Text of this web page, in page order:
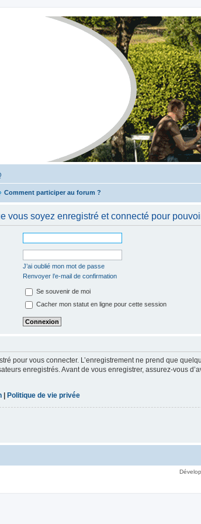
aménagés
Comment participer au forum ?
vous soyez enregistré et connecté pour
J’ai oublié mon mot de passe
Renvoyer l’e-mail de confirmation
Se souvenir de moi
Cacher mon statut en ligne pour cette session
pour vous connecter. L’enregistrement ne prend que
enregistrés. Avant de vous enregistrer, assurez-vous
| Politique de vie privée